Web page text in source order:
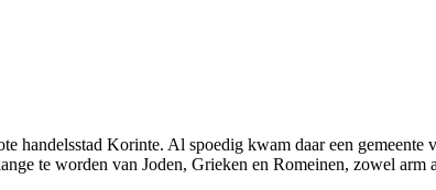
Korinte. Al spoedig kwam daar een gemeente
te worden van Joden, Grieken en Romeinen, zowel arm